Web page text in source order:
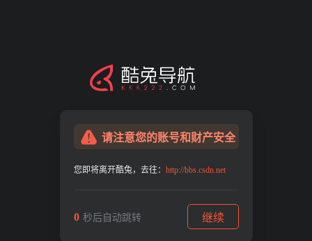
请注意您的账号和财产安全
您即将离开酷兔，去往： http://bbs.csdn.net
0 秒后自动跳转 继续